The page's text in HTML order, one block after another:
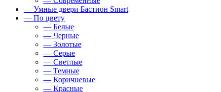
— Умные двери Бастион Smart
— По цвету
— Белые
— Черные
— Золотые
— Серые
— Светлые
— Темные
— Коричневые
— Красные